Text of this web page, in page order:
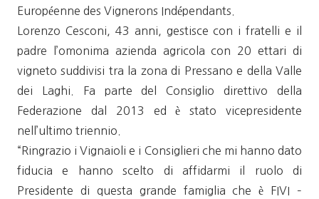
Européenne des Vignerons Indépendants.
Lorenzo Cesconi, 43 anni, gestisce con i fratelli e il
padre l’omonima azienda agricola con 20 ettari di
vigneto suddivisi tra la zona di Pressano e della Valle
dei Laghi. Fa parte del Consiglio direttivo della
Federazione dal 2013 ed è stato vicepresidente
nell’ultimo triennio.
“Ringrazio i Vignaioli e i Consiglieri che mi hanno dato
fiducia e hanno scelto di affidarmi il ruolo di
Presidente di questa grande famiglia che è FIVI –